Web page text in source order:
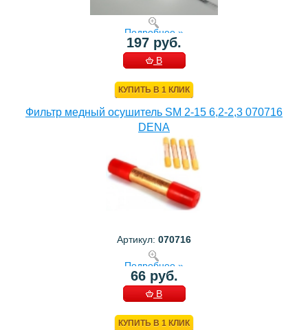
Подробнее »
197 руб.
В
КУПИТЬ В 1 КЛИК
Фильтр медный осушитель SM 2-15 6,2-2,3 070716
DENA
Артикул: 070716
Подробнее »
66 руб.
В
КУПИТЬ В 1 КЛИК